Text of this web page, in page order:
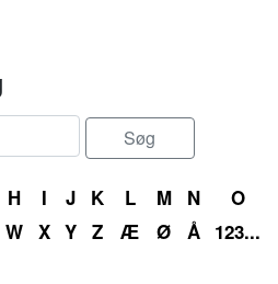
H I J K L M N
O
W X Y Z Æ Ø Å 123...